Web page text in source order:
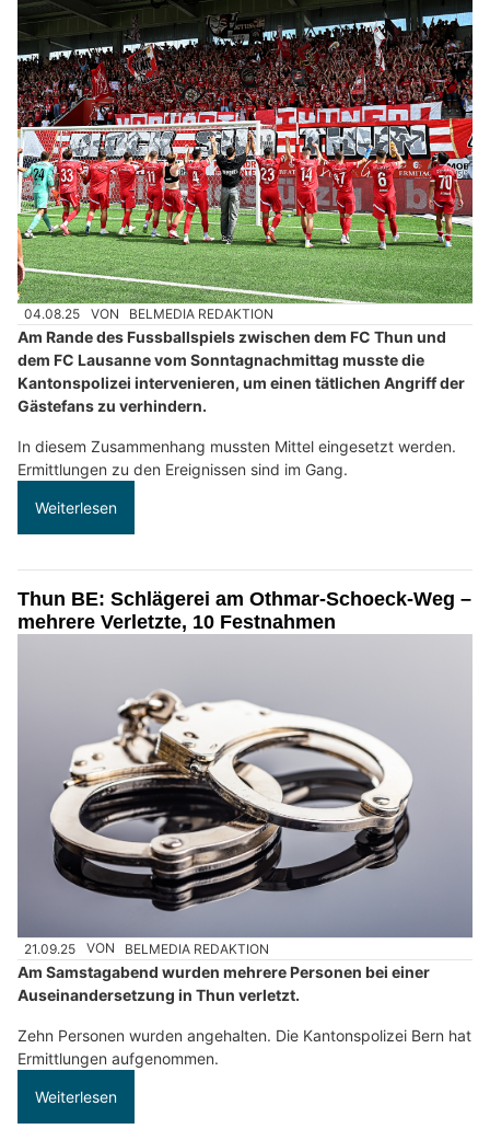
04.08.25 VON BELMEDIA REDAKTION
Am Rande des Fussballspiels zwischen dem FC Thun und
dem FC Lausanne vom Sonntagnachmittag musste die
Kantonspolizei intervenieren, um einen tätlichen Angriff der
Gästefans zu verhindern.
In diesem Zusammenhang mussten Mittel eingesetzt werden.
Ermittlungen zu den Ereignissen sind im Gang.
Weiterlesen
Thun BE: Schlägerei am Othmar-Schoeck-Weg –
mehrere Verletzte, 10 Festnahmen
21.09.25 VON BELMEDIA REDAKTION
Am Samstagabend wurden mehrere Personen bei einer
Auseinandersetzung in Thun verletzt.
Zehn Personen wurden angehalten. Die Kantonspolizei Bern hat
Ermittlungen aufgenommen.
Weiterlesen